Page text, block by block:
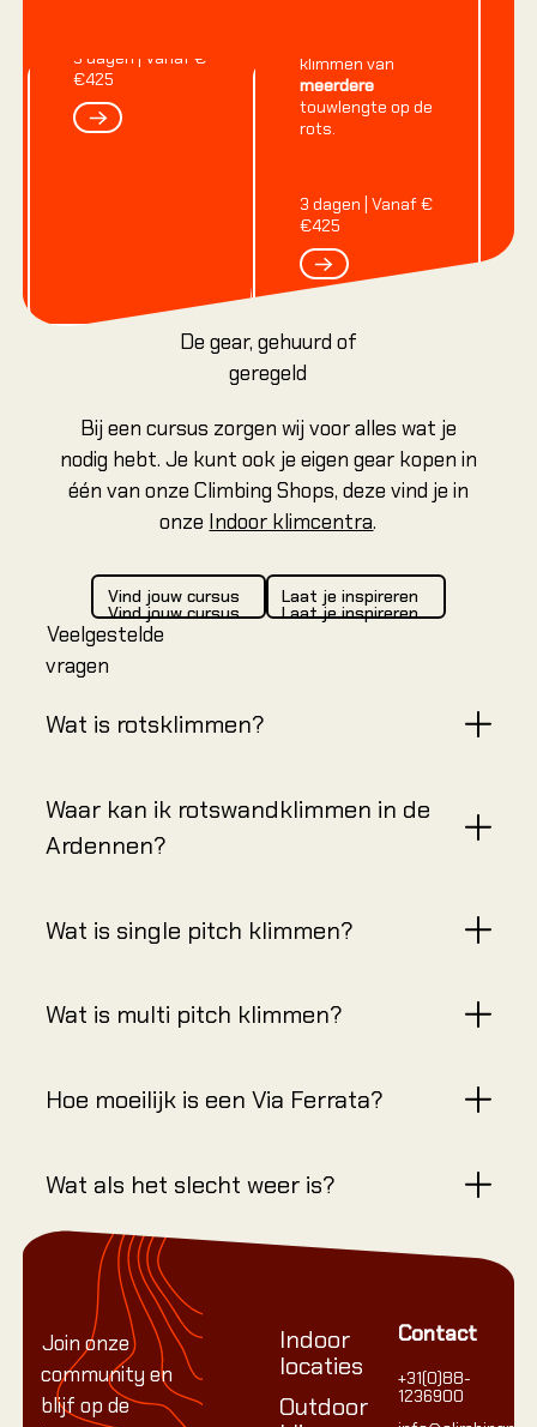
3 dagen | Vanaf €
€425
klimmen van
meerdere
touwlengte op de
rots.
3 dagen Vanaf €
€425
Nex
De gear, gehuurd of
geregeld
Bij een cursus zorgen wij voor alles wat je
nodig hebt. Je kunt ook je eigen gear kopen in
één van onze Climbing Shops, deze vind je in
onze Indoor klimcentra.
Vind jouw cursus
Vind jouw cursus
Vind jouw cursus
Laat je inspireren
Laat je inspireren
Laat je inspireren
Veelgestelde
vragen
Wat is rotsklimmen?
Waar kan ik rotswandklimmen in de
Ardennen?
Wat is single pitch klimmen?
Wat is multi pitch klimmen?
Hoe moeilijk is een Via Ferrata?
Wat als het slecht weer is?
Footer
Join onze
community en
blijf op de
Indoor
locaties
Outdoor
Contact
+31(0)88-
1236900